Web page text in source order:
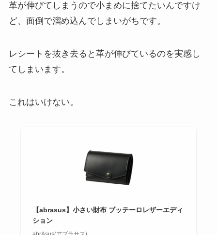
革が伸びてしまうので小まめに捨てたいんですけ
ど、面倒で溜め込んでしまいがちです。
レシートを抜き去ると革が伸びているのを実感し
てしまいます。
これはいけない。
【abrasus】小さい財布 ブッテーロレザーエディ
ション